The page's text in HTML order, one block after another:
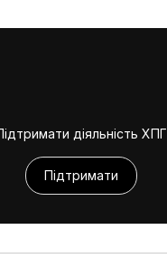
діяльність ХПГ
Підтримати